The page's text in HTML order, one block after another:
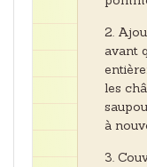
avant
les
à